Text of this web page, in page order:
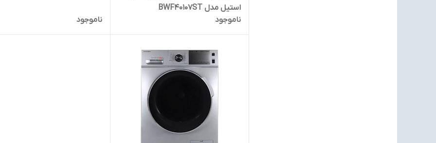
استیل مدل BWF40107ST
ناموجود
ناموجود